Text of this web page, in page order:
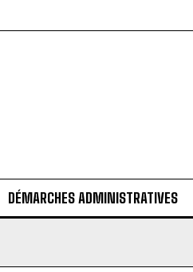
DÉMARCHES ADMINISTRATIVES